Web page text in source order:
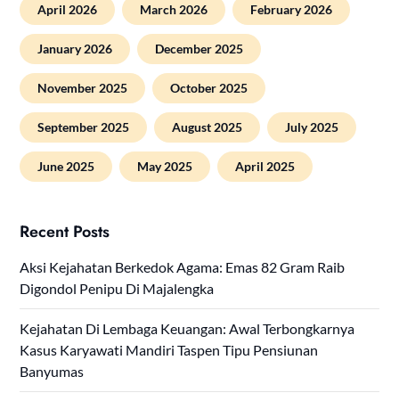
April 2026 March 2026 February 2026
January 2026 December 2025
November 2025 October 2025
September 2025 August 2025 July 2025
June 2025 May 2025 April 2025
Recent Posts
Aksi Kejahatan Berkedok Agama: Emas 82 Gram Raib
Digondol Penipu Di Majalengka
Kejahatan Di Lembaga Keuangan: Awal Terbongkarnya
Kasus Karyawati Mandiri Taspen Tipu Pensiunan
Banyumas